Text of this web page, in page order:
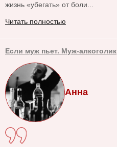
жизнь «убегать» от боли...
Читать полностью
Если муж пьет. Муж-алкоголик
Анна